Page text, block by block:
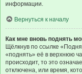
информации.
Вернуться к началу
Как мне вновь поднять
Щёлкнув по ссылке
«поднять» её в верхнюю
происходит, то это
отключена, или время,